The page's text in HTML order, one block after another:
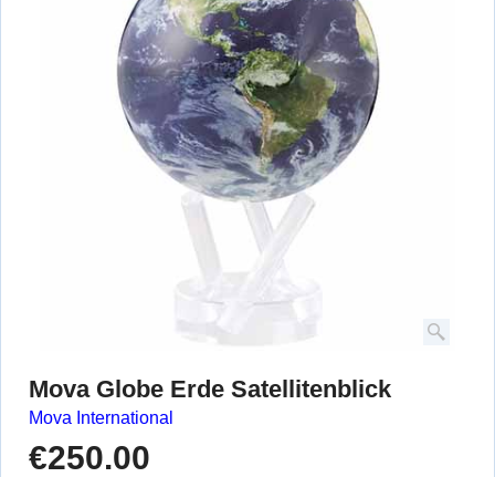
Mova Globe Erde Satellitenblick
Mova International
€250.00